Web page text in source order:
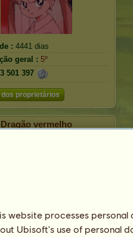
: 4441 dias
geral : 5º
3 501 397
proprietários
Dragão vermelho
website processes
Ubisoft's use of personal